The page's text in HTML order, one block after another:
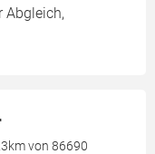
Abgleich,
von 86690